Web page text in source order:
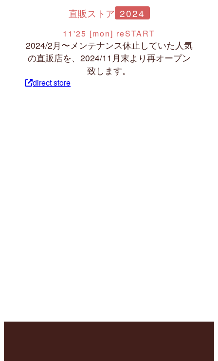
直販ストア 2024
11'25 [mon] reSTART
2024/2月〜メンテナンス休止していた人気
の直販店を、2024/11月末より再オープン
致します。
direct store